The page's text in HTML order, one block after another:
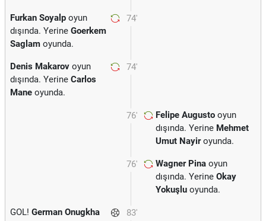
74'
Furkan Soyalp oyun
dışında. Yerine Goerkem
Saglam oyunda.
74'
Denis Makarov oyun
dışında. Yerine Carlos
Mane oyunda.
76' Felipe Augusto oyun
dışında. Yerine Mehmet
Umut Nayiroyunda.
76' Wagner Pina oyun
dışında. Yerine Okay
Yokuşlu oyunda.
83'
GOL! German Onugkha